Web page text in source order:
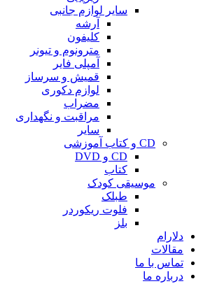
سایر لوازم جانبی
آرشه
کلیفون
مترونوم و تیونر
آمپلی فایر
قمیش و سرساز
لوازم دکوری
مضراب
مراقبت و نگهداری
سایر
CD و کتاب آموزشی
CD و DVD
کتاب
موسیقی کودک
طبلک
فلوت ریکوردر
بلز
دلارام
مقالات
تماس با ما
درباره ما